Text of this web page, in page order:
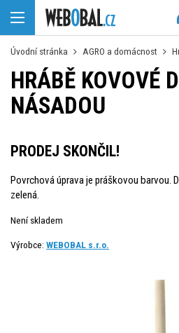
Úvodní stránka AGRO a domácnost
HRÁBĚ KOVOVÉ
NÁSADOU
PRODEJ SKONČIL!
Povrchová úprava je práškovou barvou.
zelená.
Není skladem
Výrobce: WEBOBAL s.r.o.